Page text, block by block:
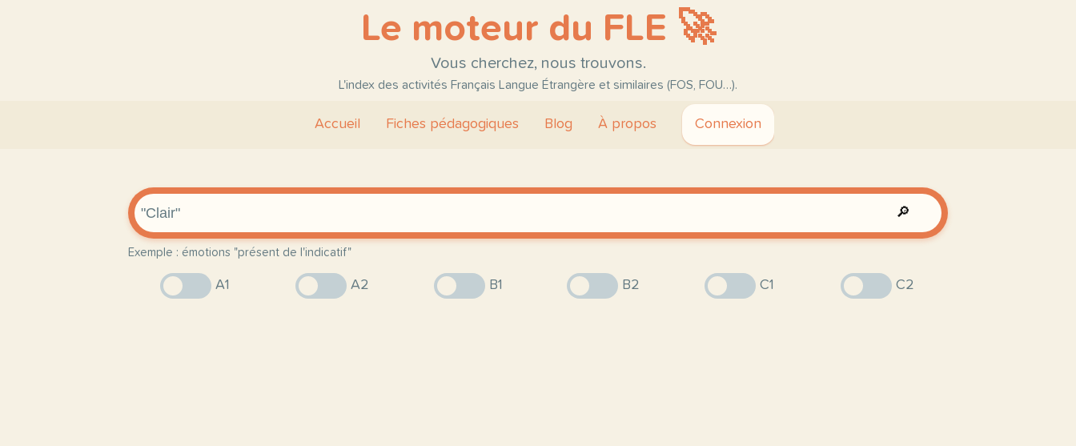
Le moteur du FLE 🚀
Vous cherchez, nous trouvons.
L'index des activités Français Langue Étrangère et similaires (FOS, FOU…).
Accueil Fiches pédagogiques Blog À propos Connexion
🔎
Exemple : émotions "présent de l'indicatif"
A1 A2 B1 B2 C1 C2